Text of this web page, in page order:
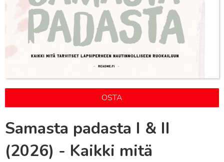
OSTA
Samasta padasta I & II
(2026) - Kaikki mitä